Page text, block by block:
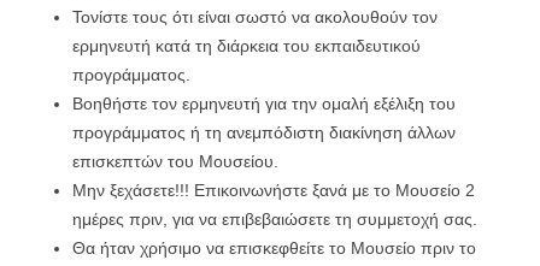
Τονίστε τους ότι είναι σωστό να ακολουθούν τον
ερμηνευτή κατά τη διάρκεια του εκπαιδευτικού
προγράμματος.
Βοηθήστε τον ερμηνευτή για την ομαλή εξέλιξη του
προγράμματος ή τη ανεμπόδιστη διακίνηση άλλων
επισκεπτών του Μουσείου.
Μην ξεχάσετε!!! Επικοινωνήστε ξανά με το Μουσείο 2
ημέρες πριν, για να επιβεβαιώσετε τη συμμετοχή σας.
Θα ήταν χρήσιμο να επισκεφθείτε το Μουσείο πριν το